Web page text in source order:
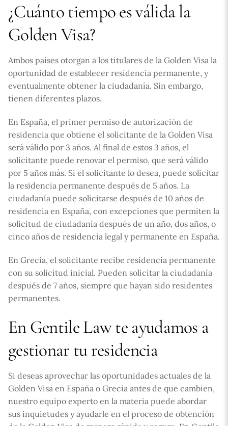
¿Cuánto tiempo es válida la
Golden Visa?
Ambos países otorgan a los titulares de la Golden Visa la
oportunidad de establecer residencia permanente, y
eventualmente obtener la ciudadanía. Sin embargo,
tienen diferentes plazos.
En España, el primer permiso de autorización de
residencia que obtiene el solicitante de la Golden Visa
será válido por 3 años. Al final de estos 3 años, el
solicitante puede renovar el permiso, que será válido
por 5 años más. Si el solicitante lo desea, puede solicitar
la residencia permanente después de 5 años. La
ciudadanía puede solicitarse después de 10 años de
residencia en España, con excepciones que permiten la
solicitud de ciudadanía después de un año, dos años, o
cinco años de residencia legal y permanente en España.
En Grecia, el solicitante recibe residencia permanente
con su solicitud inicial. Pueden solicitar la ciudadanía
después de 7 años, siempre que hayan sido residentes
permanentes.
En Gentile Law te ayudamos a
gestionar tu residencia
Si deseas aprovechar las oportunidades actuales de la
Golden Visa en España o Grecia antes de que cambien,
nuestro equipo experto en la materia puede abordar
sus inquietudes y ayudarle en el proceso de obtención